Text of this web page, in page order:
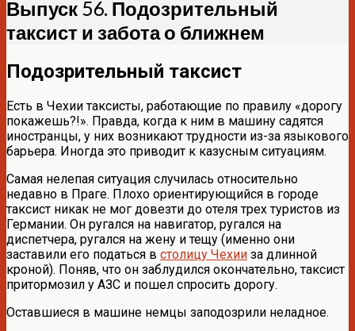
Выпуск 56. Подозрительный
таксист и забота о ближнем
Подозрительный таксист
Есть в Чехии таксисты, работающие по правилу «дорогу
покажешь?!». Правда, когда к ним в машину садятся
иностранцы, у них возникают трудности из-за языкового
барьера. Иногда это приводит к казусным ситуациям.
Самая нелепая ситуация случилась относительно
недавно в Праге. Плохо ориентирующийся в городе
таксист никак не мог довезти до отеля трех туристов из
Германии. Он ругался на навигатор, ругался на
диспетчера, ругался на жену и тещу (именно они
заставили его податься в столицу Чехии за длинной
кроной). Поняв, что он заблудился окончательно, таксист
притормозил у АЗС и пошел спросить дорогу.
Оставшиеся в машине немцы заподозрили неладное.